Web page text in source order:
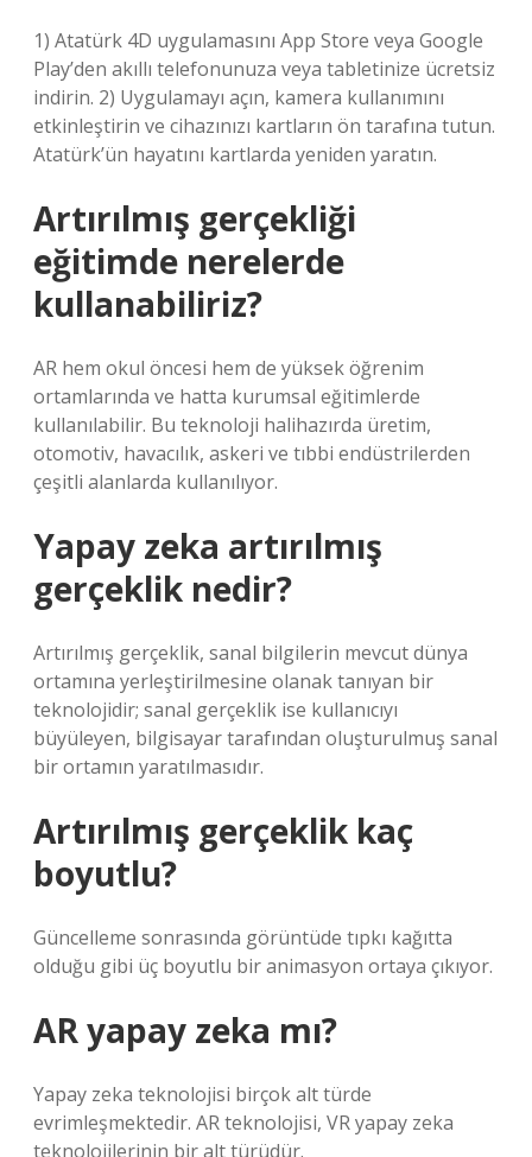
1) Atatürk 4D uygulamasını App Store veya Google
Play’den akıllı telefonunuza veya tabletinize ücretsiz
indirin. 2) Uygulamayı açın, kamera kullanımını
etkinleştirin ve cihazınızı kartların ön tarafına tutun.
Atatürk’ün hayatını kartlarda yeniden yaratın.
Artırılmış gerçekliği
eğitimde nerelerde
kullanabiliriz?
AR hem okul öncesi hem de yüksek öğrenim
ortamlarında ve hatta kurumsal eğitimlerde
kullanılabilir. Bu teknoloji halihazırda üretim,
otomotiv, havacılık, askeri ve tıbbi endüstrilerden
çeşitli alanlarda kullanılıyor.
Yapay zeka artırılmış
gerçeklik nedir?
Artırılmış gerçeklik, sanal bilgilerin mevcut dünya
ortamına yerleştirilmesine olanak tanıyan bir
teknolojidir; sanal gerçeklik ise kullanıcıyı
büyüleyen, bilgisayar tarafından oluşturulmuş sanal
bir ortamın yaratılmasıdır.
Artırılmış gerçeklik kaç
boyutlu?
Güncelleme sonrasında görüntüde tıpkı kağıtta
olduğu gibi üç boyutlu bir animasyon ortaya çıkıyor.
AR yapay zeka mı?
Yapay zeka teknolojisi birçok alt türde
evrimleşmektedir. AR teknolojisi, VR yapay zeka
teknolojilerinin bir alt türüdür.